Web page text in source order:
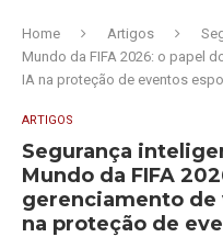
Home Artigos
Mundo da FIFA 2026: o papel
IA na proteção de eventos
ARTIGOS
Segurança
Mundo da FIFA
gerenciamento de
na proteção de